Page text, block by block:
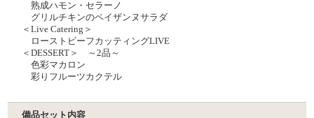
熟成ハモン・セラーノ
グリルチキンのペイザンヌサラダ
＜Live Catering＞
ローストビーフカッティングLIVE
＜DESSERT＞ ～2品～
色彩マカロン
彩りフルーツカクテル
備品セット内容